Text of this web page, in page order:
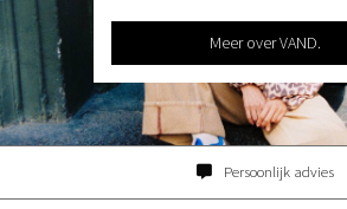
Meer over VAND.
Persoonlijk advies